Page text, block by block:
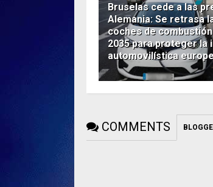
Bruselas cede a las
Alemania: Se retrasa
coches de
2035 para proteger la
automovilística
COMMENTS